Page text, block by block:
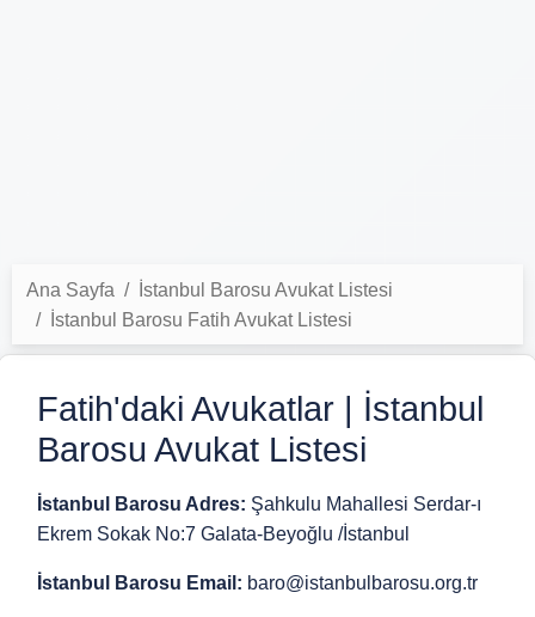
Ana Sayfa
İstanbul Barosu Avukat Listesi
İstanbul Barosu Fatih Avukat Listesi
Fatih'daki Avukatlar | İstanbul
Barosu Avukat Listesi
İstanbul Barosu Adres: Şahkulu Mahallesi Serdar-ı
Ekrem Sokak No:7 Galata-Beyoğlu /İstanbul
İstanbul Barosu Email: baro@istanbulbarosu.org.tr